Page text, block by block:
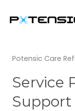
Potensic Care
Service